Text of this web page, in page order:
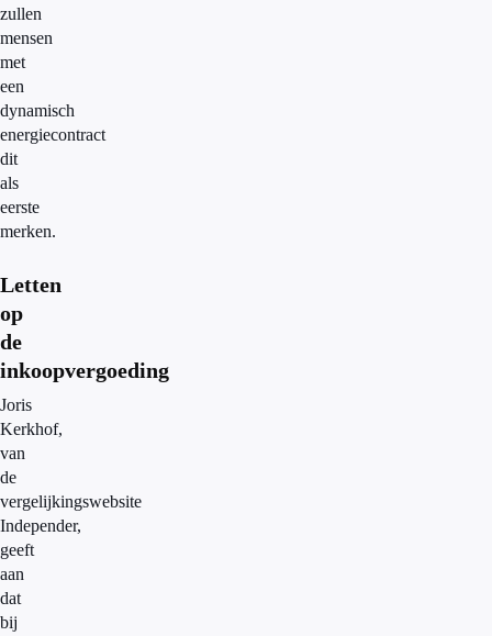
zullen
mensen
met
een
dynamisch
energiecontract
dit
als
eerste
merken.
Letten
op
de
inkoopvergoeding
Joris
Kerkhof,
van
de
vergelijkingswebsite
Independer,
geeft
aan
dat
bij